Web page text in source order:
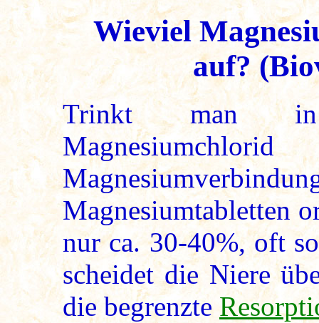
Wieviel
auf?
Trinkt man in
Magnesiumtabletten
nur ca. 30-40%, oft
scheidet die Niere
die begrenzte